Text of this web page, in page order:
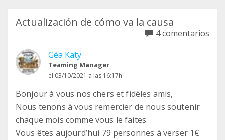
Actualización de cómo va la causa
4 comentarios
Géa Katy
Teaming Manager
el 03/10/2021 a las 16:17h
Bonjour à vous nos chers et fidèles amis,
Nous tenons à vous remercier de nous soutenir
chaque mois comme vous le faites.
Vous êtes aujourd’hui 79 personnes à verser 1€